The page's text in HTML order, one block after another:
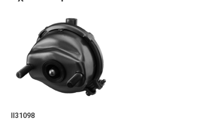
II31098